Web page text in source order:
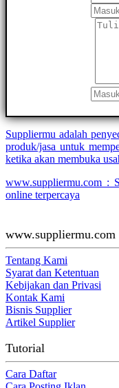
Suppliermu adalah
produk/jasa untuk
ketika akan membuka
www.suppliermu.com :
online terpercaya
www.suppliermu.com
Tentang Kami
Syarat dan Ketentuan
Kebijakan dan Privasi
Kontak Kami
Bisnis Supplier
Artikel Supplier
Tutorial
Cara Daftar